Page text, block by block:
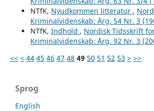
NTfK, Nyudkommen litteratur ,
Kriminalvidenskab: Årg. 54 Nr. 3
NTfK, Indhold , Nordisk Tidsskrift
Kriminalvidenskab: Årg. 92 Nr. 3
<< < 44 45 46 47 48 49 50 51 52 53 > >>
Sprog
English